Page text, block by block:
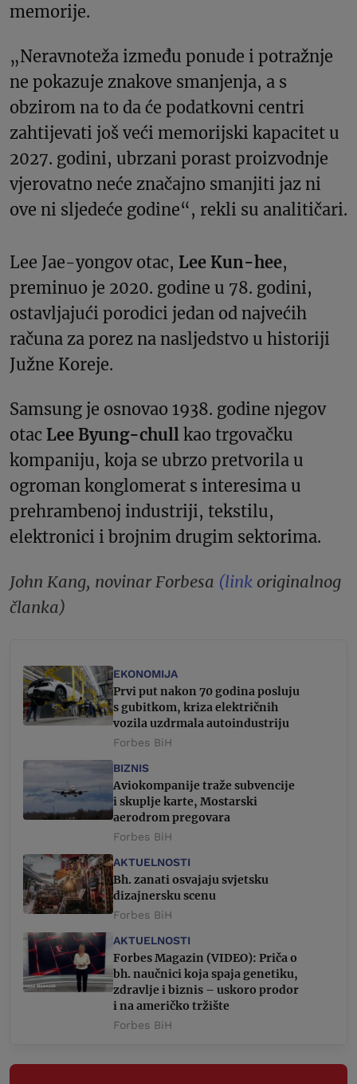
memorije.
„Neravnoteža između ponude i potražnje
ne pokazuje znakove smanjenja, a s
obzirom na to da će podatkovni centri
zahtijevati još veći memorijski kapacitet u
2027. godini, ubrzani porast proizvodnje
vjerovatno neće značajno smanjiti jaz ni
ove ni sljedeće godine“, rekli su analitičari.
Lee Jae-yongov otac, Lee Kun-hee,
preminuo je 2020. godine u 78. godini,
ostavljajući porodici jedan od najvećih
računa za porez na nasljedstvo u historiji
Južne Koreje.
Samsung je osnovao 1938. godine njegov
otac Lee Byung-chull kao trgovačku
kompaniju, koja se ubrzo pretvorila u
ogroman konglomerat s interesima u
prehrambenoj industriji, tekstilu,
elektronici i brojnim drugim sektorima.
John Kang, novinar Forbesa (link originalnog
članka)
EKONOMIJA
Prvi put nakon 70 godina posluju
s gubitkom, kriza električnih
vozila uzdrmala autoindustriju
Forbes BiH
BIZNIS
Aviokompanije traže subvencije
i skuplje karte, Mostarski
aerodrom pregovara
Forbes BiH
AKTUELNOSTI
Bh. zanati osvajaju svjetsku
dizajnersku scenu
Forbes BiH
AKTUELNOSTI
Forbes Magazin (VIDEO): Priča o
bh. naučnici koja spaja genetiku,
zdravlje i biznis – uskoro prodor
i na američko tržište
Forbes BiH